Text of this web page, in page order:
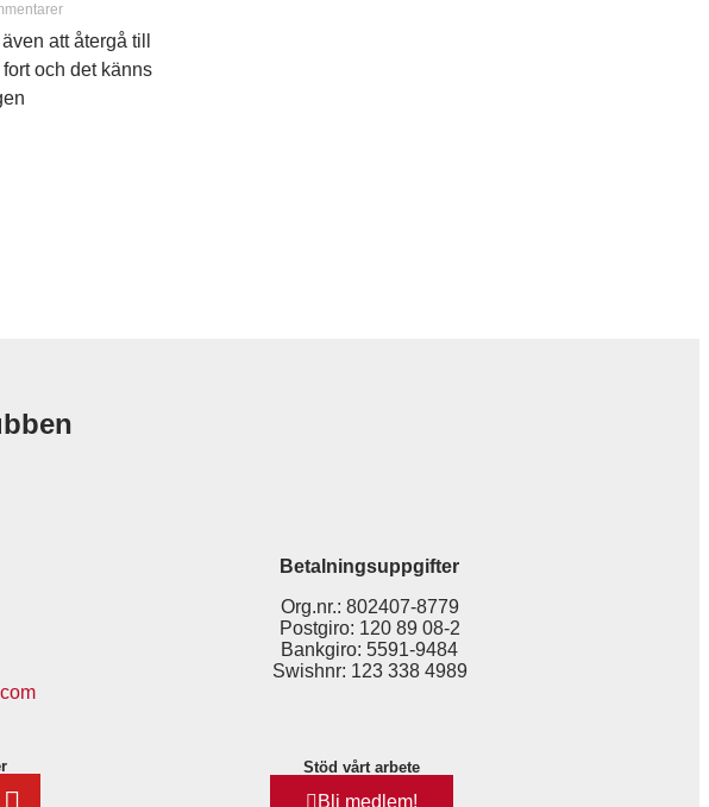
att återgå till
och det känns
Betalningsuppgifter
Org.nr.: 802407-8779
Postgiro: 120 89 08-2
Bankgiro: 5591-9484
Swishnr: 123 338 4989
Stöd vårt arbete
Bli medlem!